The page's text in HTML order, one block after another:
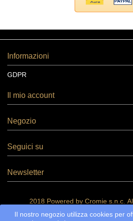
Il nostro negozio utilizza cookies per
Informazioni
GDPR
Il mio account
Negozio
Seguici su
Newsletter
2018 Powered by Cromie s.n.c.